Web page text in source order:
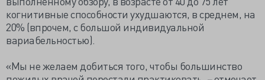
когнитивные способности ухудшаются, в среднем, на
20% (впрочем, с большой индивидуальной
вариабельностью).
«Мы не желаем добиться того, чтобы большинство